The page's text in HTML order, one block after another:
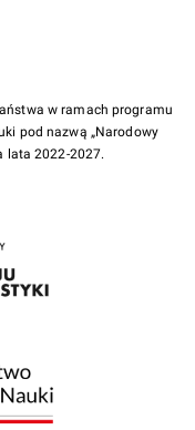
w ramach programu
pod nazwą „Narodowy
lata 2022-2027.